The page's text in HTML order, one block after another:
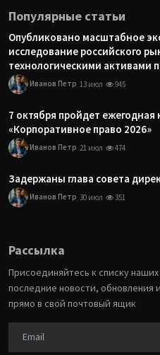
Популярные статьи
Опубликовано масштабное
исследование российского
технологическими активами
Иванов Петр 13 июл 945
7 октября пройдет
«Корпоративное право 2026»
Иванов Петр 21 июл 474
Задержаны глава совета
Иванов Петр 30 июл 351
Рассылка
Присоединяйтесь к списку
последние новости, обновления
прямо в свой почтовый ящик